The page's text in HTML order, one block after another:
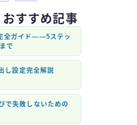
すすめ記事
全ガイド——5ステッ
で
し設定完全解説
で失敗しないための